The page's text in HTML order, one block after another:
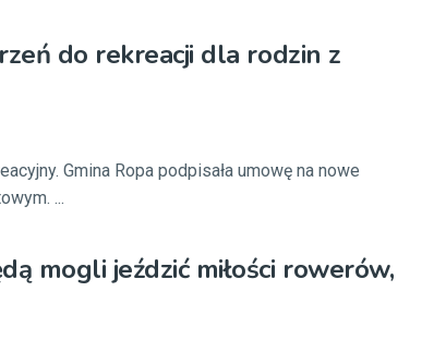
do rekreacji dla rodzin z
Gmina Ropa podpisała umowę na nowe
...
mogli jeździć miłości rowerów,